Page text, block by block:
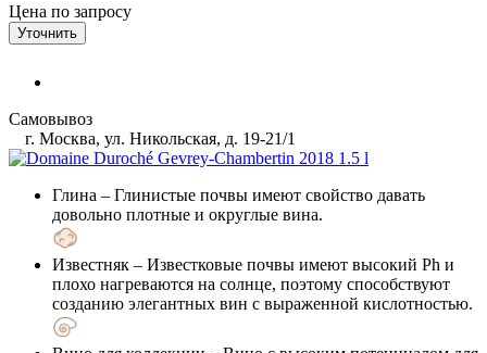
Цена по запросу
Уточнить
Самовывоз
г. Москва, ул. Никольская, д. 19-21/1
Глина – Глинистые почвы имеют свойство давать
довольно плотные и округлые вина.
Известняк – Известковые почвы имеют высокий Ph и
плохо нагреваются на солнце, поэтому способствуют
созданию элегантных вин с выраженной кислотностью.